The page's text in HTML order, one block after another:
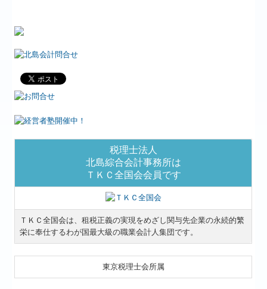
税理士法人
北島綜合会計事務所は
ＴＫＣ全国会会員です
ＴＫＣ全国会は、租税正義の実現をめざし関与先企業の永続的繁
栄に奉仕するわが国最大級の職業会計人集団です。
東京税理士会所属